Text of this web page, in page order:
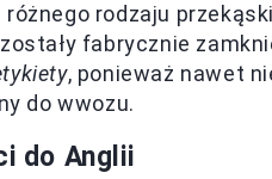
rodzaju
fabrycznie
, ponieważ nawet
do wwozu.
do Anglii